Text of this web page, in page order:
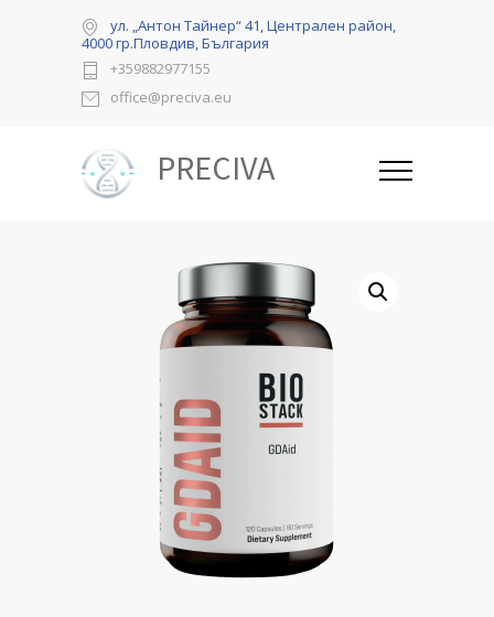
ул. „Антон Тайнер“ 41, Централен район,
4000 гр.Пловдив, България
+359882977155
office@preciva.eu
PRECIVA